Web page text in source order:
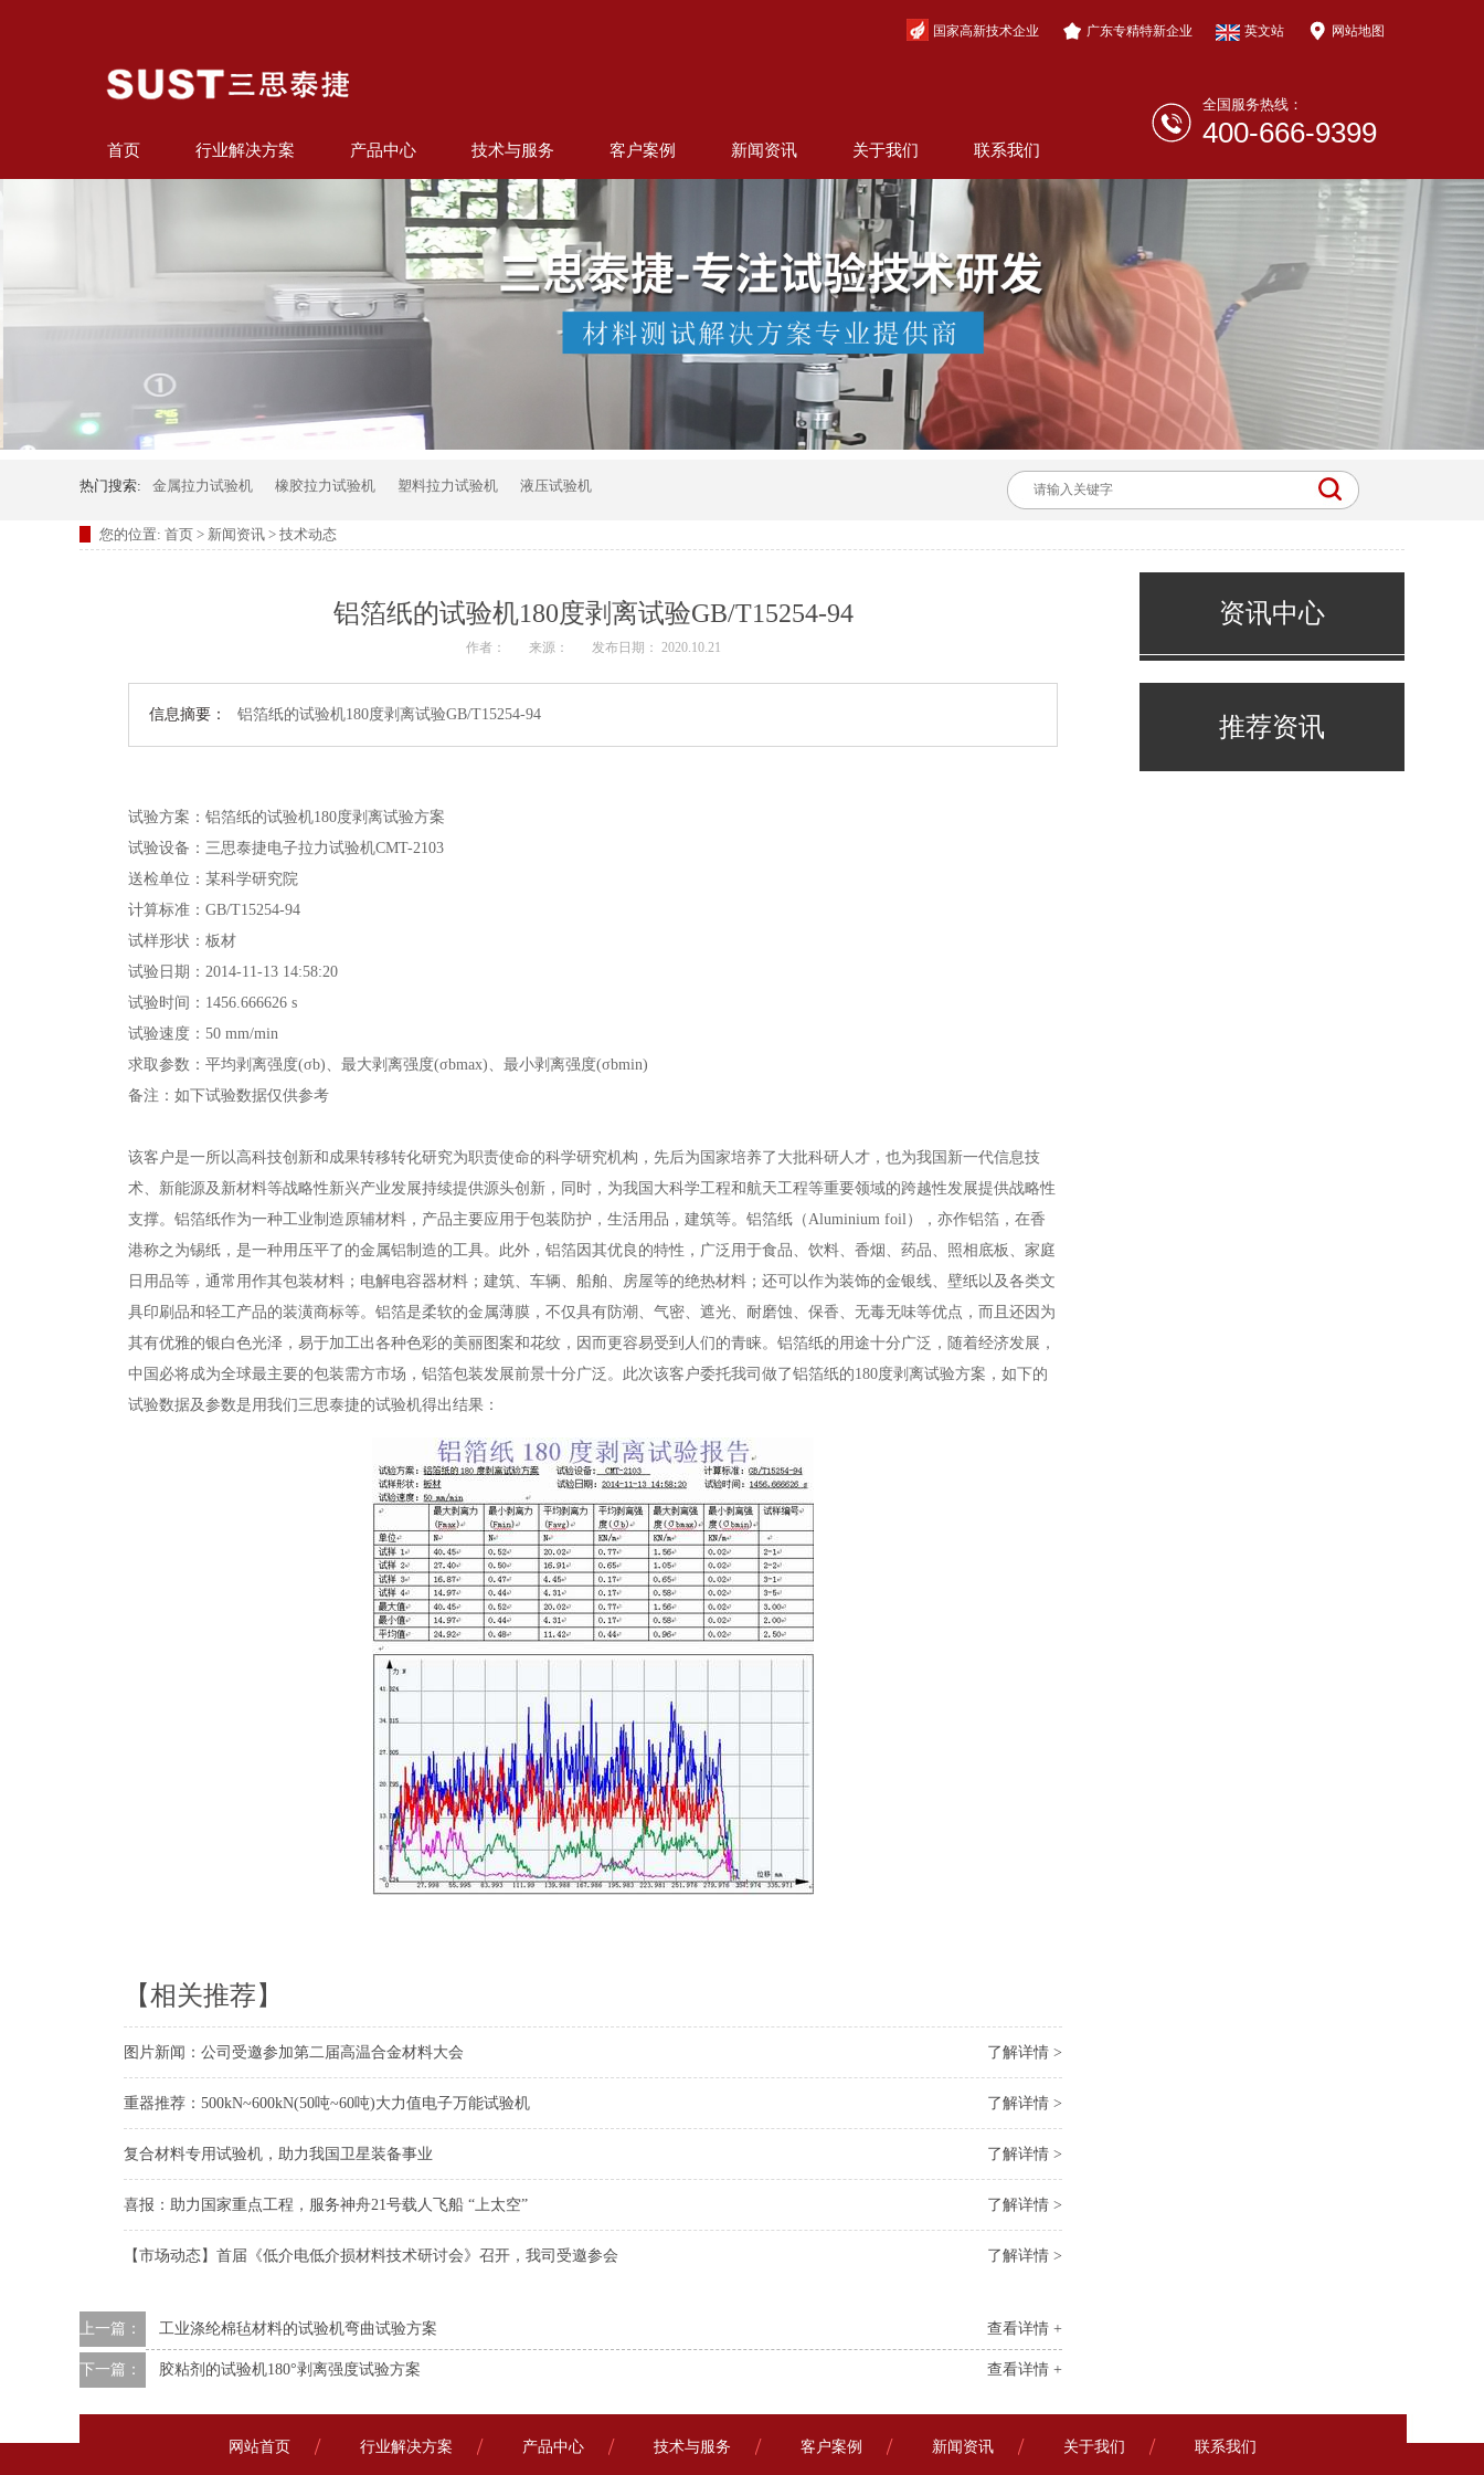
国家高新技术企业 广东专精特新企业 英文站 网站地图
全国服务热线：
400-666-9399
首页 行业解决方案 产品中心 技术与服务 客户案例 新闻资讯 关于我们 联系我们
热门搜索: 金属拉力试验机 橡胶拉力试验机 塑料拉力试验机 液压试验机
您的位置: 首页 > 新闻资讯 > 技术动态
铝箔纸的试验机180度剥离试验GB/T15254-94
作者： 来源： 发布日期： 2020.10.21
信息摘要： 铝箔纸的试验机180度剥离试验GB/T15254-94
试验方案：铝箔纸的试验机180度剥离试验方案
试验设备：三思泰捷电子拉力试验机CMT-2103
送检单位：某科学研究院
计算标准：GB/T15254-94
试样形状：板材
试验日期：2014-11-13 14:58:20
试验时间：1456.666626 s
试验速度：50 mm/min
求取参数：平均剥离强度(σb)、最大剥离强度(σbmax)、最小剥离强度(σbmin)
备注：如下试验数据仅供参考
该客户是一所以高科技创新和成果转移转化研究为职责使命的科学研究机构，先后为国家培养了大批科研人才，也为我国新一代信息技
术、新能源及新材料等战略性新兴产业发展持续提供源头创新，同时，为我国大科学工程和航天工程等重要领域的跨越性发展提供战略性
支撑。铝箔纸作为一种工业制造原辅材料，产品主要应用于包装防护，生活用品，建筑等。铝箔纸（Aluminium foil），亦作铝箔，在香
港称之为锡纸，是一种用压平了的金属铝制造的工具。此外，铝箔因其优良的特性，广泛用于食品、饮料、香烟、药品、照相底板、家庭
日用品等，通常用作其包装材料；电解电容器材料；建筑、车辆、船舶、房屋等的绝热材料；还可以作为装饰的金银线、壁纸以及各类文
具印刷品和轻工产品的装潢商标等。铝箔是柔软的金属薄膜，不仅具有防潮、气密、遮光、耐磨蚀、保香、无毒无味等优点，而且还因为
其有优雅的银白色光泽，易于加工出各种色彩的美丽图案和花纹，因而更容易受到人们的青睐。铝箔纸的用途十分广泛，随着经济发展，
中国必将成为全球最主要的包装需方市场，铝箔包装发展前景十分广泛。此次该客户委托我司做了铝箔纸的180度剥离试验方案，如下的
试验数据及参数是用我们三思泰捷的试验机得出结果：
【相关推荐】
了解详情 >
图片新闻：公司受邀参加第二届高温合金材料大会
了解详情 >
重器推荐：500kN~600kN(50吨~60吨)大力值电子万能试验机
了解详情 >
复合材料专用试验机，助力我国卫星装备事业
了解详情 >
喜报：助力国家重点工程，服务神舟21号载人飞船 “上太空”
了解详情 >
【市场动态】首届《低介电低介损材料技术研讨会》召开，我司受邀参会
查看详情 +
上一篇： 工业涤纶棉毡材料的试验机弯曲试验方案
查看详情 +
下一篇： 胶粘剂的试验机180°剥离强度试验方案
资讯中心
推荐资讯
网站首页 行业解决方案 产品中心 技术与服务 客户案例 新闻资讯 关于我们 联系我们